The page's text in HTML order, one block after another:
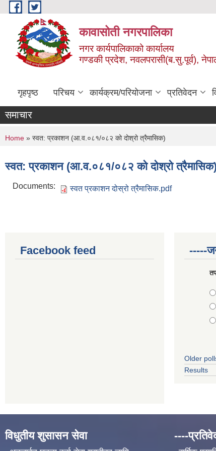
Skip to main content
कावासोती नगरपालिका
नगर कार्यपालिकाको कार्यालय
गण्डकी प्रदेश, नवलपरासी(ब.सु.पूर्व),
गृहपृष्ठ परिचय कार्यक्रम/परियोजना प्रतिवेदन
समाचार
You are here
Home » स्वत: प्रकाशन (आ.व.०८१/०८२ को दोश्रो त्रैमासिक)
स्वत: प्रकाशन (आ.व.०८१/०८२ को दोश्रो
Documents: स्वत प्रकाशन दोस्रो त्रैमासिक.pdf
Facebook feed -----
Older
Results
विधुतीय शुसासन सेवा ----